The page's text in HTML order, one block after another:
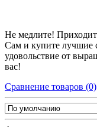
Не медлите!
Сам и купите лучшие
удовольствие от
вас!
Сравнение товаров (0)